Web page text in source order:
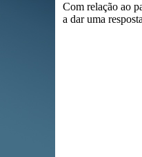
Com relação ao
a dar uma